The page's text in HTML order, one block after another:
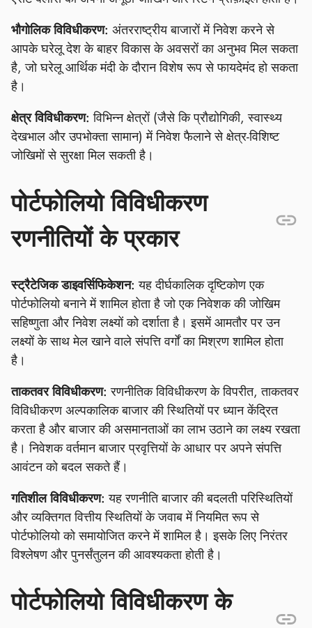
भौगोलिक विविधीकरण: अंतरराष्ट्रीय बाजारों में निवेश करने से
आपके घरेलू देश के बाहर विकास के अवसरों का अनुभव मिल सकता
है, जो घरेलू आर्थिक मंदी के दौरान विशेष रूप से फायदेमंद हो सकता
है।
क्षेत्र विविधीकरण: विभिन्न क्षेत्रों (जैसे कि प्रौद्योगिकी, स्वास्थ्य
देखभाल और उपभोक्ता सामान) में निवेश फैलाने से क्षेत्र-विशिष्ट
जोखिमों से सुरक्षा मिल सकती है।
पोर्टफोलियो विविधीकरण
रणनीतियों के प्रकार
स्ट्रैटेजिक डाइवर्सिफिकेशन: यह दीर्घकालिक दृष्टिकोण एक
पोर्टफोलियो बनाने में शामिल होता है जो एक निवेशक की जोखिम
सहिष्णुता और निवेश लक्ष्यों को दर्शाता है। इसमें आमतौर पर उन
लक्ष्यों के साथ मेल खाने वाले संपत्ति वर्गों का मिश्रण शामिल होता
है।
ताकतवर विविधीकरण: रणनीतिक विविधीकरण के विपरीत, ताकतवर
विविधीकरण अल्पकालिक बाजार की स्थितियों पर ध्यान केंद्रित
करता है और बाजार की असमानताओं का लाभ उठाने का लक्ष्य रखता
है। निवेशक वर्तमान बाजार प्रवृत्तियों के आधार पर अपने संपत्ति
आवंटन को बदल सकते हैं।
गतिशील विविधीकरण: यह रणनीति बाजार की बदलती परिस्थितियों
और व्यक्तिगत वित्तीय स्थितियों के जवाब में नियमित रूप से
पोर्टफोलियो को समायोजित करने में शामिल है। इसके लिए निरंतर
विश्लेषण और पुनर्संतुलन की आवश्यकता होती है।
पोर्टफोलियो विविधीकरण के